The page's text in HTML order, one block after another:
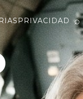
PRIVACIDAD ⌕